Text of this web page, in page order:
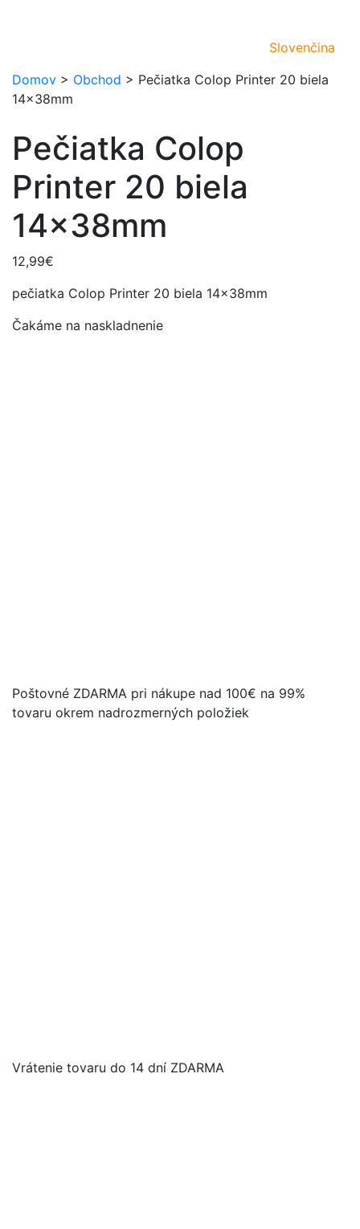
Slovenčina
Domov > Obchod > Pečiatka Colop Printer 20 biela
14x38mm
Pečiatka Colop
Printer 20 biela
14x38mm
12,99€
pečiatka Colop Printer 20 biela 14x38mm
Čakáme na naskladnenie
Poštovné ZDARMA pri nákupe nad 100€ na 99%
tovaru okrem nadrozmerných položiek
Vrátenie tovaru do 14 dní ZDARMA